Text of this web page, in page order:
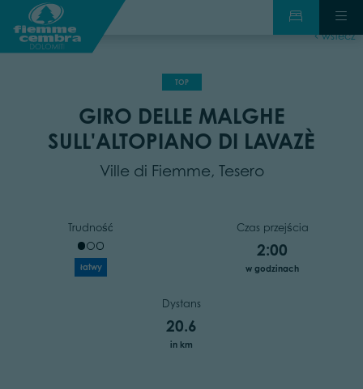
wstecz
TOP
GIRO DELLE MALGHE
SULL'ALTOPIANO DI LAVAZÈ
Ville di Fiemme, Tesero
Trudność
łatwy
Czas przejścia
2:00
w godzinach
Dystans
20.6
in km